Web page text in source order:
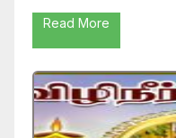
Read More